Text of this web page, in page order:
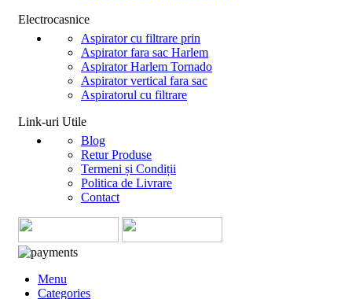
Electrocasnice
Aspirator cu filtrare prin
Aspirator fara sac Harlem
Aspirator Harlem Tornado
Aspirator vertical fara sac
Aspiratorul cu filtrare
Link-uri Utile
Blog
Retur Produse
Termeni și Condiții
Politica de Livrare
Contact
Menu
Categories